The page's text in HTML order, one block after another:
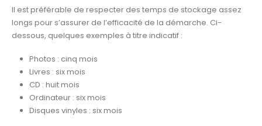
Il est préférable de respecter des temps de stockage assez
longs pour s’assurer de l’efficacité de la démarche. Ci-
dessous, quelques exemples à titre indicatif :
Photos : cinq mois
Livres : six mois
CD : huit mois
Ordinateur : six mois
Disques vinyles : six mois